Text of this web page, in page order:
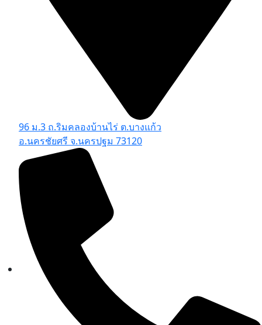
96 ม.3 ถ.ริมคลองบ้านไร่ ต.บางแก้ว
อ.นครชัยศรี จ.นครปฐม 73120